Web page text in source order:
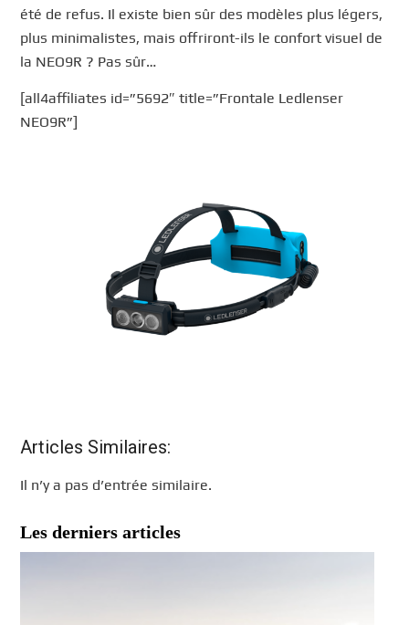
été de refus. Il existe bien sûr des modèles plus légers,
plus minimalistes, mais offriront-ils le confort visuel de
la NEO9R ? Pas sûr…
[all4affiliates id=”5692″ title=”Frontale Ledlenser
NEO9R”]
Articles Similaires:
Il n’y a pas d’entrée similaire.
Les derniers articles